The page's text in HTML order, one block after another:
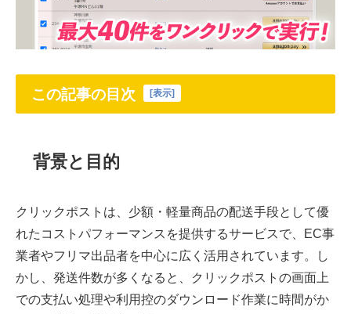
この記事の目次 [表示]
背景と目的
クリックポストは、少額・軽量商品の配送手段として優
れたコストパフォーマンスを提供するサービスで、EC事
業者やフリマ出品者を中心に広く活用されています。し
かし、発送件数が多くなると、クリックポストの画面上
での支払い処理や利用控のダウンロード作業に時間がか